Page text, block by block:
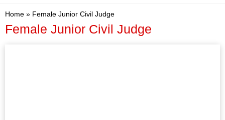
Home » Female Junior Civil Judge
Female Junior Civil Judge